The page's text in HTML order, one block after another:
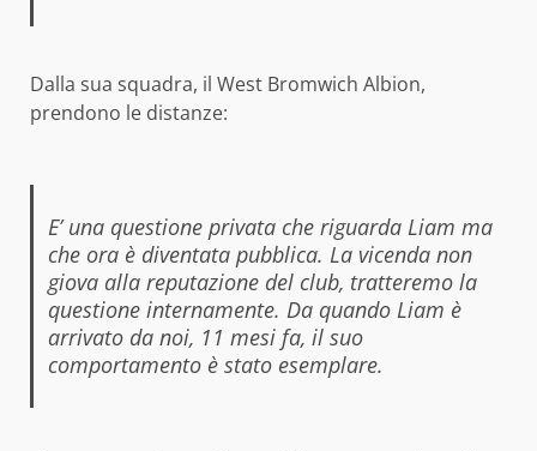
Dalla sua squadra, il West Bromwich Albion,
prendono le distanze:
E’ una questione privata che riguarda Liam ma
che ora è diventata pubblica. La vicenda non
giova alla reputazione del club, tratteremo la
questione internamente. Da quando Liam è
arrivato da noi, 11 mesi fa, il suo
comportamento è stato esemplare.